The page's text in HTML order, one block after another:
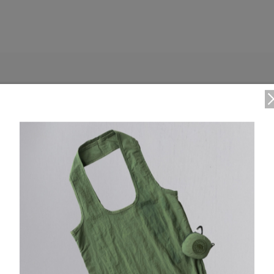
2WAYジッパー
リブニット仕様の袖口、襟、裾
外側にトリコット裏地付きジップポケットが2つ
仕様が変更する場合がございます。